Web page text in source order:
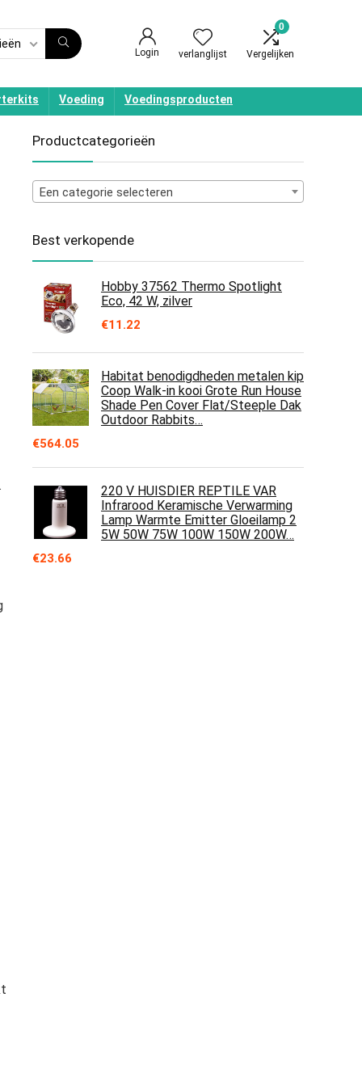
Login verlanglijst
0
Vergelijken
Voeding Voedingsproducten
Productcategorieën
Een categorie selecteren
Best verkopende
Hobby 37562 Thermo Spotlight
Eco, 42 W, zilver
€11.22
Habitat benodigdheden metalen kip
Coop Walk-in kooi Grote Run House
Shade Pen Cover Flat/Steeple Dak
Outdoor Rabbits…
€564.05
220 V HUISDIER REPTILE VAR
Infrarood Keramische Verwarming
Lamp Warmte Emitter Gloeilamp 2
5W 50W 75W 100W 150W 200W…
€23.66